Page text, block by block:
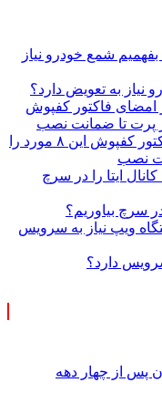
بفهمیم شمع خودرو نیاز
نیاز به تعویض دارد؟
امضای فاکتور کفپوش
قبل از امضای فاکتور کفپوش این ۸ مورد را
نصب
ایتا را در سرچ
در سرچ بیاوریم؟
ویپ نیاز به سرویس
دارد؟
پس از چهار دهه